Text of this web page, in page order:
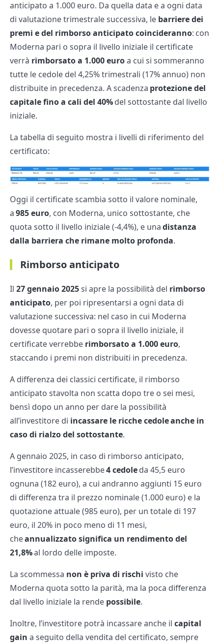
anticipato a 1.000 euro. Da quella data e a ogni data
di valutazione trimestrale successiva, le barriere dei
premi e del rimborso anticipato coincideranno: con
Moderna pari o sopra il livello iniziale il certificate
verrà rimborsato a 1.000 euroa cui si sommeranno
tutte le cedole del 4,25% trimestrali (17% annuo) non
distribuite in precedenza. A scadenza protezione del
capitale fino a cali del 40%del sottostante dal livello
iniziale.
La tabella di seguito mostra i livelli di riferimento del
certificato:
Oggi il certificate scambia sotto il valore nominale,
a985 euro, con Moderna, unico sottostante, che
quota sotto il livello iniziale (-4,4%), e unadistanza
dalla barriera che rimane molto profonda.
Rimborso anticipato
Il 27 gennaio 2025si apre la possibilità del rimborso
anticipato, per poi ripresentarsi a ogni data di
valutazione successiva: nel caso in cui Moderna
dovesse quotare pari o sopra il livello iniziale, il
certificate verrebbe rimborsato a 1.000 euro,
staccando i premi non distribuiti in precedenza.
A differenza dei classici certificate, il rimborso
anticipato stavolta non scatta dopo tre o sei mesi,
bensì dopo un anno per dare la possibilità
all’investitore di incassare le ricche cedoleanche in
caso di rialzo del sottostante.
A gennaio 2025, in caso di rimborso anticipato,
l’investitore incasserebbe4 cedoleda 45,5 euro
ognuna (182 euro), a cui andranno aggiunti 15 euro
di differenza tra il prezzo nominale (1.000 euro) e la
quotazione attuale (985 euro), per un totale di 197
euro, il 20% in poco meno di 11 mesi,
cheannualizzato significa un rendimento del
21,8%al lordo delle imposte.
La scommessa non è priva di rischi visto che
Moderna quota sotto la parità, ma la poca differenza
dal livello iniziale la rende possibile.
Inoltre, l’investitore potrà incassare anche il capital
gain a seguito della vendita del certificato, sempre